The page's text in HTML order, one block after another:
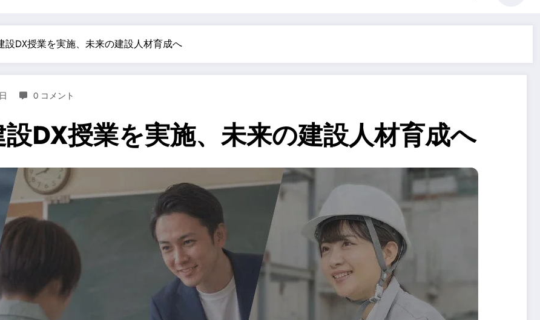
設DX授業を実施、未来の建設人材育成へ
0 コメント
DX授業を実施、未来の建設人材育成へ